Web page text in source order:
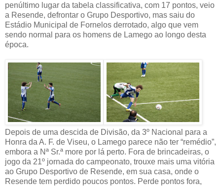
penúltimo lugar da tabela classificativa, com 17 pontos, veio
a Resende, defrontar o Grupo Desportivo, mas saiu do
Estádio Municipal de Fornelos derrotado, algo que vem
sendo normal para os homens de Lamego ao longo desta
época.
Depois de uma descida de Divisão, da 3º Nacional para a
Honra da A. F. de Viseu, o Lamego parece não ter “remédio”,
embora a Nª Sr.ª more por lá perto. Fora de brincadeiras, o
jogo da 21º jornada do campeonato, trouxe mais uma vitória
ao Grupo Desportivo de Resende, em sua casa, onde o
Resende tem perdido poucos pontos. Perde pontos fora,